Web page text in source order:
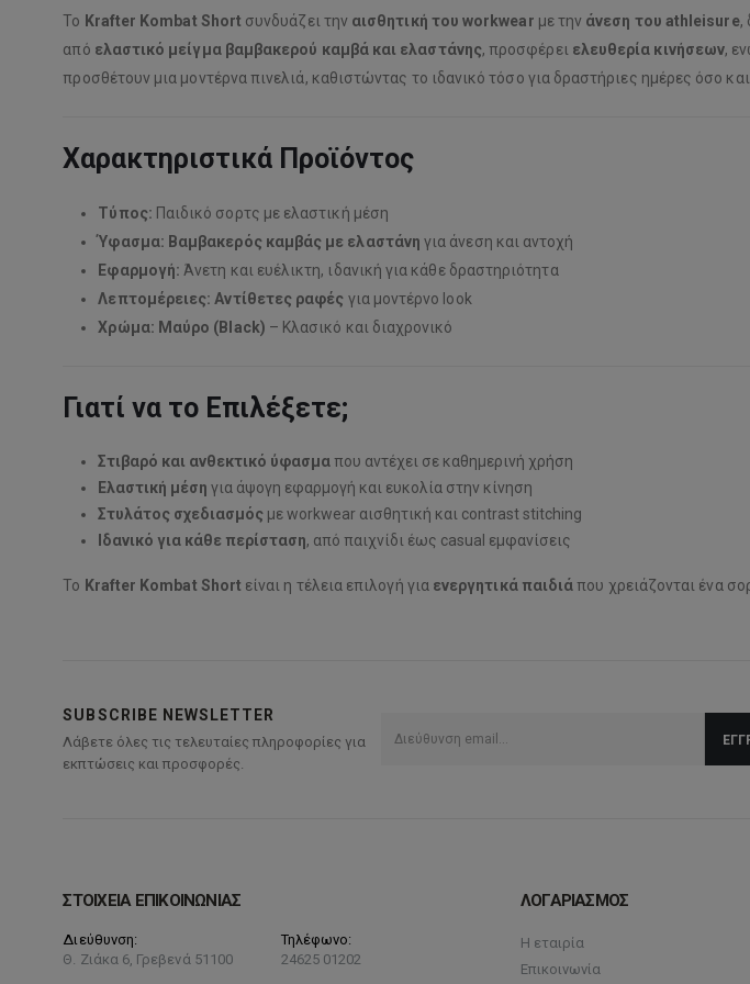
Το Krafter Kombat Short συνδυάζει την αισθητική του workwear με την άνεση του athleisure,
από ελαστικό μείγμα βαμβακερού καμβά και ελαστάνης, προσφέρει ελευθερία κινήσεων,
προσθέτουν μια μοντέρνα πινελιά, καθιστώντας το ιδανικό τόσο για δραστήριες ημέρες όσο
Χαρακτηριστικά Προϊόντος
Τύπος: Παιδικό σορτς με ελαστική μέση
Ύφασμα: Βαμβακερός καμβάς με ελαστάνη για άνεση και αντοχή
Εφαρμογή: Άνετη και ευέλικτη, ιδανική για κάθε δραστηριότητα
Λεπτομέρειες: Αντίθετες ραφές για μοντέρνο look
Χρώμα: Μαύρο (Black) – Κλασικό και διαχρονικό
Γιατί να το Επιλέξετε;
Στιβαρό και ανθεκτικό ύφασμαπου αντέχει σε καθημερινή χρήση
Ελαστική μέση για άψογη εφαρμογή και ευκολία στην κίνηση
Στυλάτος σχεδιασμός με workwear αισθητική και contrast stitching
Ιδανικό για κάθε περίσταση, από παιχνίδι έως casual εμφανίσεις
Το Krafter Kombat Short είναι η τέλεια επιλογή για ενεργητικά παιδιάπου χρειάζονται ένα
SUBSCRIBE NEWSLETTER
Λάβετε όλες τις τελευταίες πληροφορίες για
εκπτώσεις και προσφορές.
ΣΤΟΙΧΕΙΑ ΕΠΙΚΟΙΝΩΝΙΑΣ
Διεύθυνση:
Θ. Ζιάκα 6, Γρεβενά 51100
Τηλέφωνο:
24625 01202
ΛΟΓΑΡΙΑΣΜΟΣ
Η εταιρία
Επικοινωνία